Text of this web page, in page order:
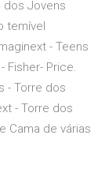
dos Jovens
temível
- Teens
Fisher- Price.
- Torre dos
- Torre dos
Cama de várias